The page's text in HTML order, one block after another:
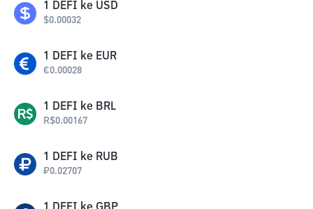
1 DEFI ke USD
$0.00032
1 DEFI ke EUR
€0.00028
1 DEFI ke BRL
R$0.00167
1 DEFI ke RUB
₽0.02707